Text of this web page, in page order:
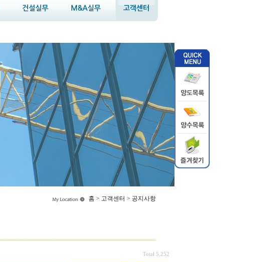
건설실무 M&A실무 고객센터
홈 > 고객센터 > 공지사항
Total 5,252